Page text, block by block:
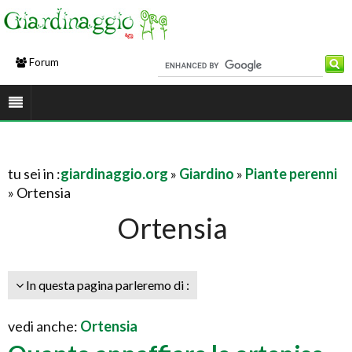
Forum
tu sei in :giardinaggio.org » Giardino » Piante perenni
» Ortensia
Ortensia
In questa pagina parleremo di :
vedi anche: Ortensia